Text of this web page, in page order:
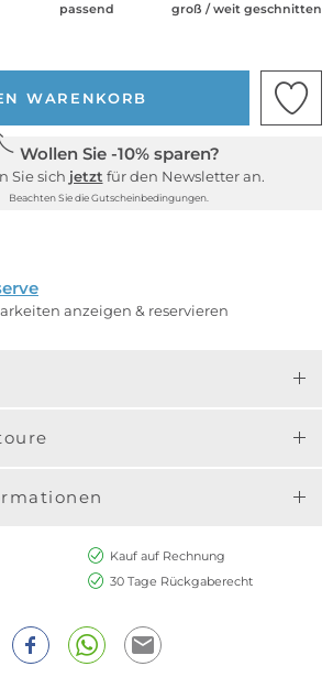
passend groß / weit geschnitten
WARENKORB
Wollen Sie -10% sparen?
Sie sich jetzt für den Newsletter an.
Beachten Sie die Gutscheinbedingungen.
anzeigen & reservieren
Kauf auf Rechnung
30 Tage Rückgaberecht